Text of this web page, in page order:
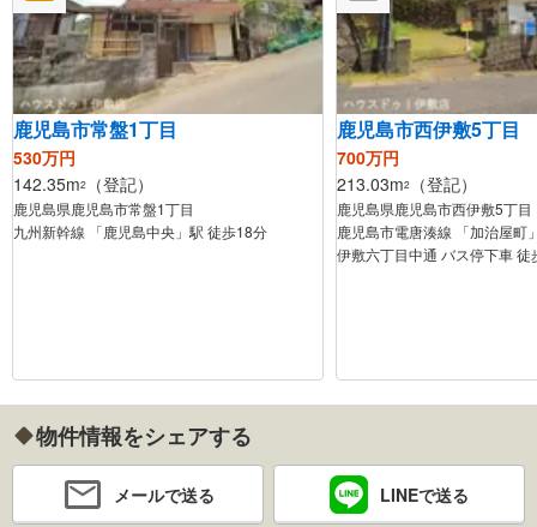
鹿児島市常盤1丁目
530万円
142.35m2 （登記）
鹿児島県鹿児島市常盤1丁目
九州新幹線 「鹿児島中央」駅 徒歩18分
鹿児島市西伊敷5丁目
700万円
213.03m2 （登記）
鹿児島県鹿児島市西伊敷5丁目
鹿児島市電唐湊線 「加治屋町
伊敷六丁目中通 バス停下車 徒
物件情報をシェアする
メールで送る LINEで送る